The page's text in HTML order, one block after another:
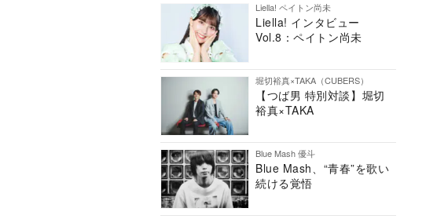
Liella! ペイトン尚未
Liella! インタビュー
Vol.8：ペイトン尚未
堀切裕真×TAKA（CUBERS）
【つば男 特別対談】堀切
裕真×TAKA
Blue Mash 優斗
Blue Mash、“青春”を歌い
続ける覚悟